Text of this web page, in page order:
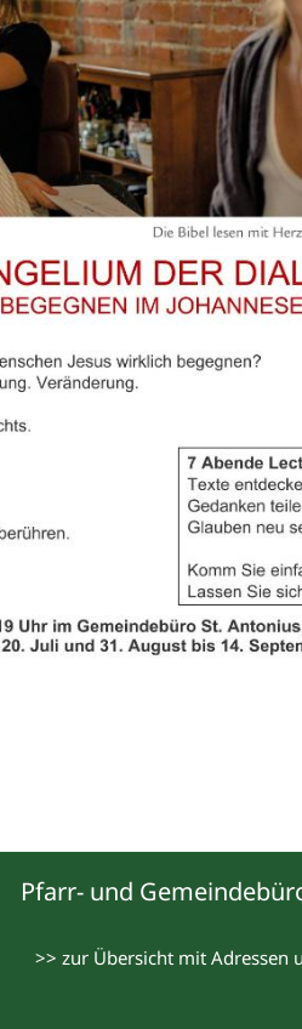
Pfarr- und
>> zur Übersicht mit Adressen